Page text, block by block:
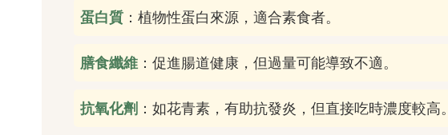
蛋白質 ：植物性蛋白來源，適合素食者。
膳食纖維 ：促進腸道健康，但過量可能導致不適。
抗氧化劑 ：如花青素，有助抗發炎，但直接吃時濃度較高。